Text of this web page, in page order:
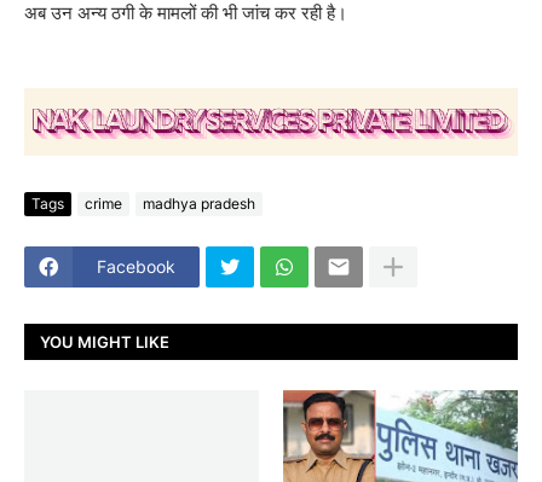
अब उन अन्य ठगी के मामलों की भी जांच कर रही है।
Tags crime madhya pradesh
Facebook
YOU MIGHT LIKE